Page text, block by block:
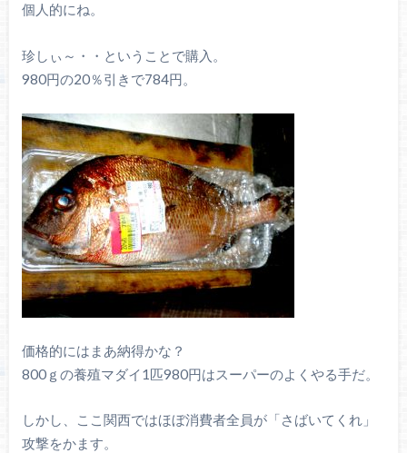
個人的にね。
珍しぃ～・・ということで購入。
980円の20％引きで784円。
価格的にはまあ納得かな？
800ｇの養殖マダイ1匹980円はスーパーのよくやる手だ。
しかし、ここ関西ではほぼ消費者全員が「さばいてくれ」
攻撃をかます。